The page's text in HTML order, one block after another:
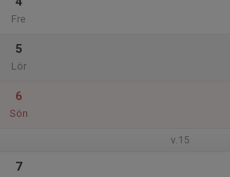
Fre
5
Lör
6
Sön
v.15
7